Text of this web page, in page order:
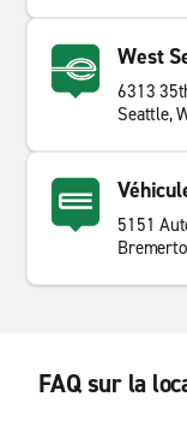
West
6313
Seattle,
5151
FAQ sur la